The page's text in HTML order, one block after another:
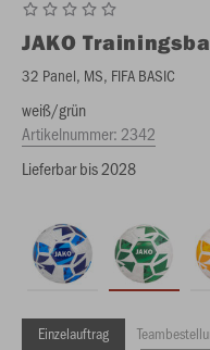
JAKO
32 Panel, MS, FIFA BASIC
weiß/grün
Artikelnummer: 2342
Lieferbar bis 2028
Einzelauftrag